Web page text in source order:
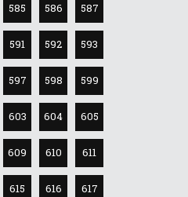
585 586 587
591 592 593
597 598 599
603 604 605
609 610 611
615 616 617